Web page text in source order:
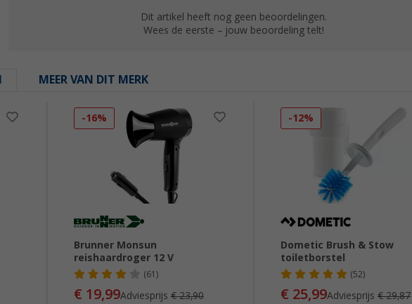
Dit artikel heeft nog geen beoordelingen.
Wees de eerste – jouw beoordeling telt!
MEER VAN DIT MERK
-16%
Brunner Monsun
reishaardroger 12 V
(61)
€ 19,99Adviesprijs € 23,90
-12%
Dometic Brush & Stow
toiletborstel
(52)
€ 25,99Adviesprijs€ 29,87